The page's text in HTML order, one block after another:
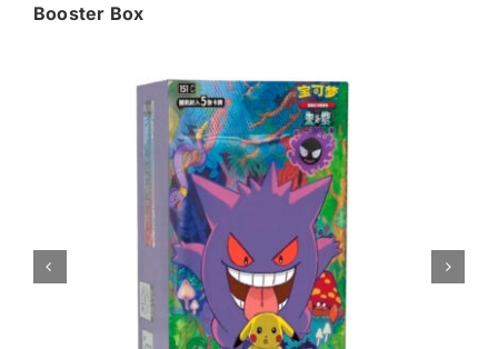
Greidatut kortit
Irtokortit
Booster Box